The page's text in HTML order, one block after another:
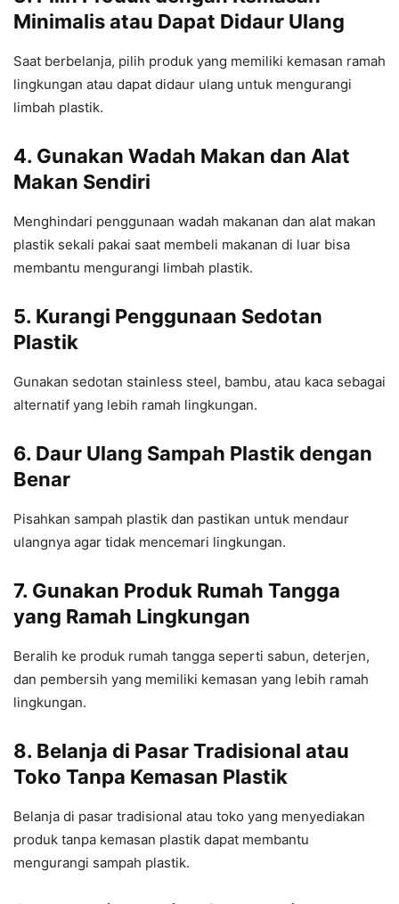
Minimalis atau Dapat Didaur Ulang
Saat berbelanja, pilih produk yang memiliki kemasan ramah
lingkungan atau dapat didaur ulang untuk mengurangi
limbah plastik.
4. Gunakan Wadah Makan dan Alat
Makan Sendiri
Menghindari penggunaan wadah makanan dan alat makan
plastik sekali pakai saat membeli makanan di luar bisa
membantu mengurangi limbah plastik.
5. Kurangi Penggunaan Sedotan
Plastik
Gunakan sedotan stainless steel, bambu, atau kaca sebagai
alternatif yang lebih ramah lingkungan.
6. Daur Ulang Sampah Plastik dengan
Benar
Pisahkan sampah plastik dan pastikan untuk mendaur
ulangnya agar tidak mencemari lingkungan.
7. Gunakan Produk Rumah Tangga
yang Ramah Lingkungan
Beralih ke produk rumah tangga seperti sabun, deterjen,
dan pembersih yang memiliki kemasan yang lebih ramah
lingkungan.
8. Belanja di Pasar Tradisional atau
Toko Tanpa Kemasan Plastik
Belanja di pasar tradisional atau toko yang menyediakan
produk tanpa kemasan plastik dapat membantu
mengurangi sampah plastik.